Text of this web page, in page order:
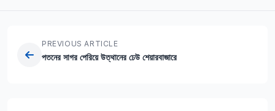
PREVIOUS ARTICLE
পতনের সাগর পেরিয়ে উত্থানের ঢেউ শেয়ারবাজারে